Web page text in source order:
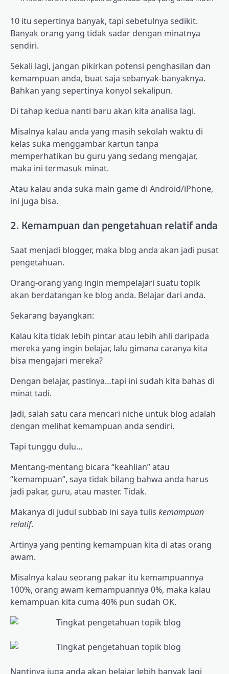
10 itu sepertinya banyak, tapi sebetulnya sedikit.
Banyak orang yang tidak sadar dengan minatnya
sendiri.
Sekali lagi, jangan pikirkan potensi penghasilan dan
kemampuan anda, buat saja sebanyak-banyaknya.
Bahkan yang sepertinya konyol sekalipun.
Di tahap kedua nanti baru akan kita analisa lagi.
Misalnya kalau anda yang masih sekolah waktu di
kelas suka menggambar kartun tanpa
memperhatikan bu guru yang sedang mengajar,
maka ini termasuk minat.
Atau kalau anda suka main game di Android/iPhone,
ini juga bisa.
2. Kemampuan dan pengetahuan relatif anda
Saat menjadi blogger, maka blog anda akan jadi pusat
pengetahuan.
Orang-orang yang ingin mempelajari suatu topik
akan berdatangan ke blog anda. Belajar dari anda.
Sekarang bayangkan:
Kalau kita tidak lebih pintar atau lebih ahli daripada
mereka yang ingin belajar, lalu gimana caranya kita
bisa mengajari mereka?
Dengan belajar, pastinya…tapi ini sudah kita bahas di
minat tadi.
Jadi, salah satu cara mencari niche untuk blog adalah
dengan melihat kemampuan anda sendiri.
Tapi tunggu dulu…
Mentang-mentang bicara “keahlian” atau
“kemampuan”, saya tidak bilang bahwa anda harus
jadi pakar, guru, atau master. Tidak.
Makanya di judul subbab ini saya tulis kemampuan
relatif.
Artinya yang penting kemampuan kita di atas orang
awam.
Misalnya kalau seorang pakar itu kemampuannya
100%, orang awam kemampuannya 0%, maka kalau
kemampuan kita cuma 40% pun sudah OK.
Nantinya juga anda akan belajar lebih banyak lagi